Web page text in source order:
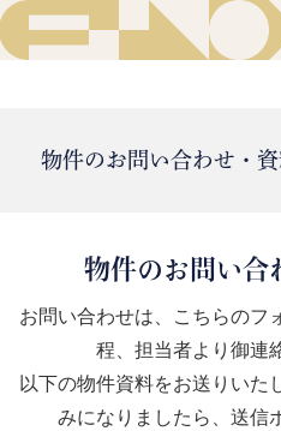
物件のお問い合わせ・
物件のお問い合
お問い合わせは、こちらのフ
程、担当者より御連
以下の物件資料をお送りいた
みになりましたら、送信